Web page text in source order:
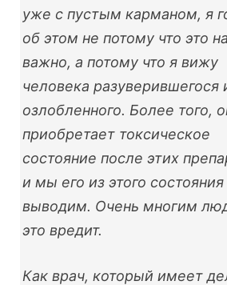
уже с пустым карманом, я
об этом не потому что это
важно, а потому что я вижу
человека разуверившегося
озлобленного. Более того,
приобретает токсическое
состояние после этих
и мы его из этого состояния
выводим. Очень многим
это вредит.
Как врач, который имеет